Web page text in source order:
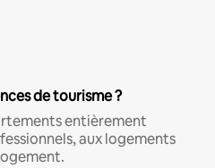
de tourisme ?
entièrement
aux logements